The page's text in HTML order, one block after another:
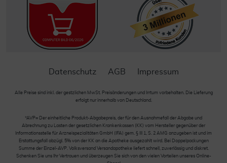
Datenschutz AGB Impressum
Alle Preise sind inkl. der gestzlichen MwSt. Preisänderungen und Irrtum vorbehalten. Die Lieferung
erfolgt nur innerhalb von Deutschland.
*AVP= Der einheitliche Produkt-Abgabepreis, der für den Ausnahmefall der Abgabe und
Abrechnung zu Lasten der gesetzlichen Krankenkassen (KK) vom Hersteller gegenüber der
Informationsstelle für Arzneispezialitäten GmbH (IFA) gem. § III 1, S. 2 AMG anzugeben ist und im
Erstattungsfall abzügl. 5% von der KK an die Apotheke ausgezahlt wird. Bei Doppelpackungen
Summe der Einzel-AVP. Volksversand Versandapotheke liefert schnell, zuverlässig und diskret.
Schenken Sie uns Ihr Vertrauen und überzeugen Sie sich von den vielen Vorteilen unseres Online-